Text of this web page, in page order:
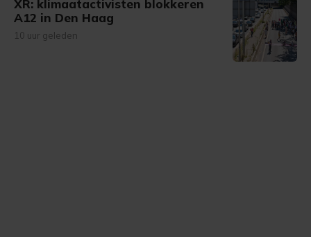
XR: klimaatactivisten blokkeren
A12 in Den Haag
10 uur geleden